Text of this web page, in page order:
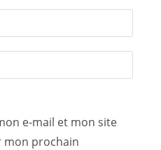
e-mail et mon site
mon prochain